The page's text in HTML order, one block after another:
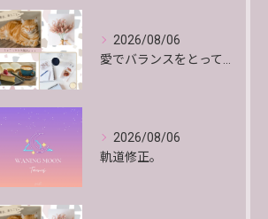
2026/08/06
2026/08/06
軌道修正。